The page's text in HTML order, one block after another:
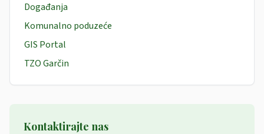
Događanja
Komunalno poduzeće
GIS Portal
TZO Garčin
Kontaktirajte nas